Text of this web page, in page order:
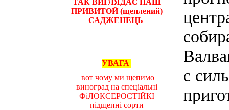
ТАК ВИГЛЯДАЄ НАШ
ПРИВИТОЙ (щеплений)
САДЖЕНЕЦЬ
УВАГА
вот чому ми щепимо
виноград на спеціальні
ФіЛОКСЕРОСТІЙКІ
підщепні сорти
с